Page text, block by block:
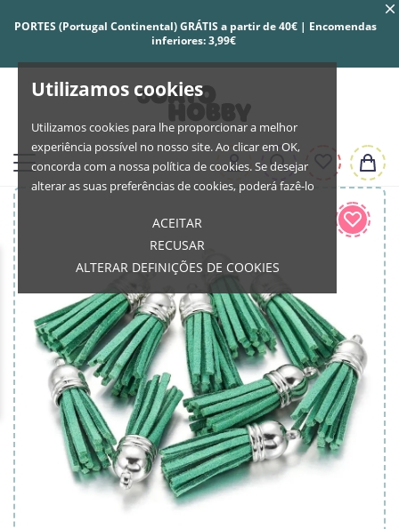
Utilizamos cookies
Utilizamos cookies para lhe proporcionar a melhor
experiência possível no nosso site. Ao clicar em OK,
concorda com a nossa política de cookies. Se desejar
alterar as suas preferências de cookies, poderá fazê-lo
ACEITAR
RECUSAR
ALTERAR DEFINIÇÕES DE COOKIES
PORTES (Portugal Continental) GRÁTIS a partir de 40€ | Encomendas
inferiores: 3,99€